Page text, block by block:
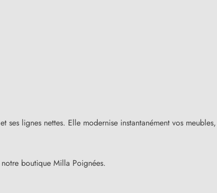
lignes nettes. Elle modernise instantanément vos
notre boutique Milla Poignées.